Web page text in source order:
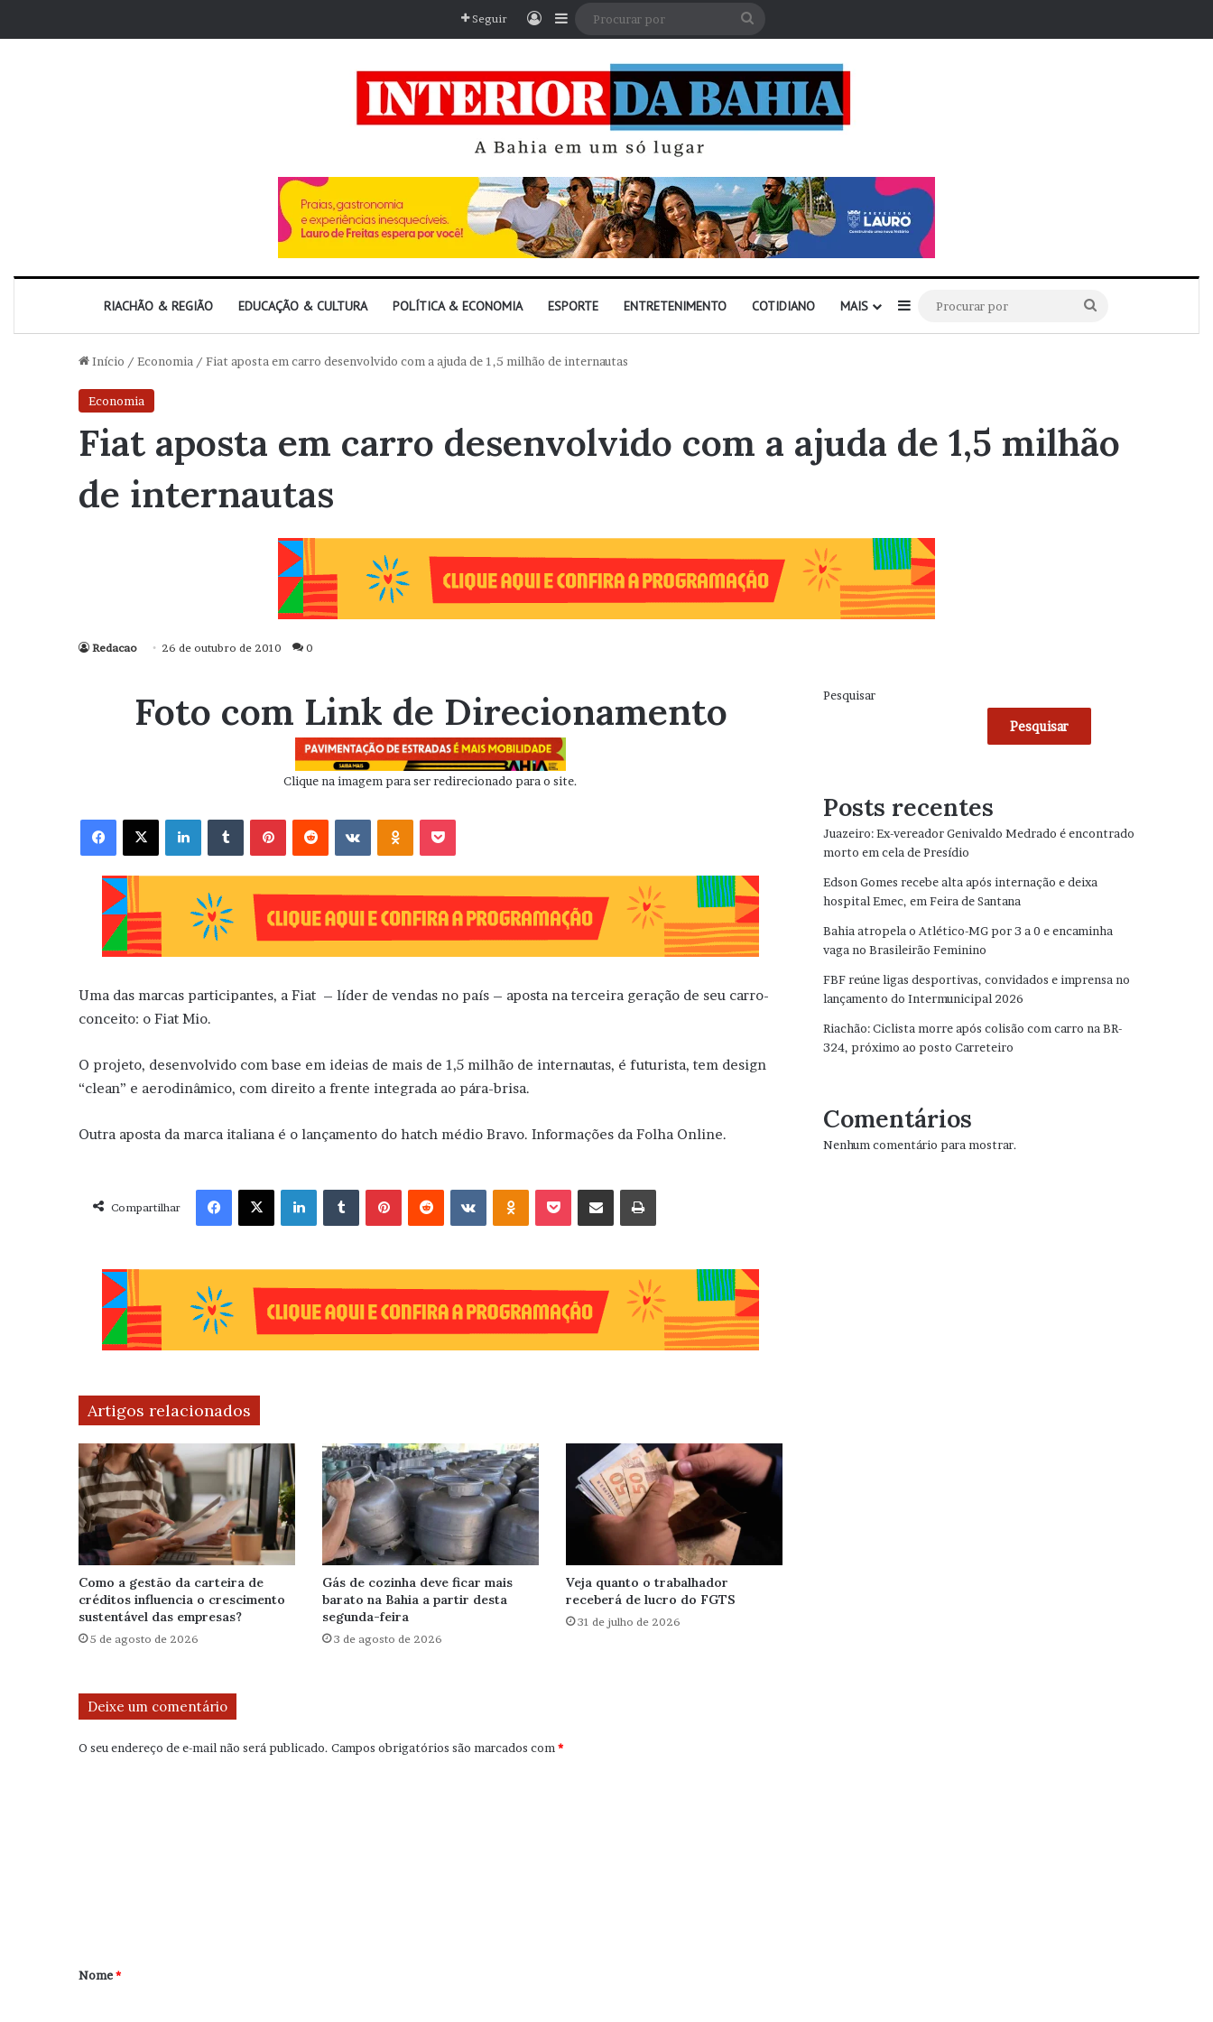
Seguir EntrarBarra Lateral
RIACHÃO & REGIÃO EDUCAÇÃO & CULTURA POLÍTICA & ECONOMIA ESPORTE ENTRETENIMENTO COTIDIANO MAIS Barra Lateral
por
Início / Economia / Fiat aposta em carro desenvolvido com a ajuda de 1,5 milhão de internautas
Economia
Fiat aposta em carro desenvolvido com a ajuda de 1,5 milhão
de internautas
Redacao 26 de outubro de 2010 0
Foto com Link de Direcionamento
Clique na imagem para ser redirecionado para o site.
Facebook X Linkedin VK OK
Uma das marcas participantes, a Fiat – líder de vendas no país – aposta na terceira geração de seu carro-
conceito: o Fiat Mio.
O projeto, desenvolvido com base em ideias de mais de 1,5 milhão de internautas, é futurista, tem design
“clean” e aerodinâmico, com direito a frente integrada ao pára-brisa.
Outra aposta da marca italiana é o lançamento do hatch médio Bravo. Informações da Folha Online.
Compartilhar
Facebook X Linkedin VK OK
Artigos relacionados
Como a gestão da carteira de
créditos influencia o crescimento
sustentável das empresas?
5 de agosto de 2026
Gás de cozinha deve ficar mais
barato na Bahia a partir desta
segunda-feira
3 de agosto de 2026
Veja quanto o trabalhador
receberá de lucro do FGTS
31 de julho de 2026
Deixe um comentário
O seu endereço de e-mail não será publicado. Campos obrigatórios são marcados com*
r
Nome*
Pesquisar
Pesquisar
Posts recentes
Juazeiro: Ex-vereador Genivaldo Medrado é encontrado
morto em cela de Presídio
Edson Gomes recebe alta após internação e deixa
hospital Emec, em Feira de Santana
Bahia atropela o Atlético-MG por 3 a 0 e encaminha
vaga no Brasileirão Feminino
FBF reúne ligas desportivas, convidados e imprensa no
lançamento do Intermunicipal 2026
Riachão: Ciclista morre após colisão com carro na BR-
324, próximo ao posto Carreteiro
Comentários
Nenhum comentário para mostrar.